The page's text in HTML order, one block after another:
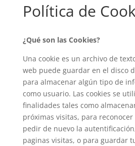
Política de
¿Qué son las Cookies?
Una cookie es un archivo de
web puede guardar en el disco
para almacenar algún tipo de
como usuario. Las cookies se
finalidades tales como
próximas visitas, para
pedir de nuevo la
paginas visitas, o para guardar